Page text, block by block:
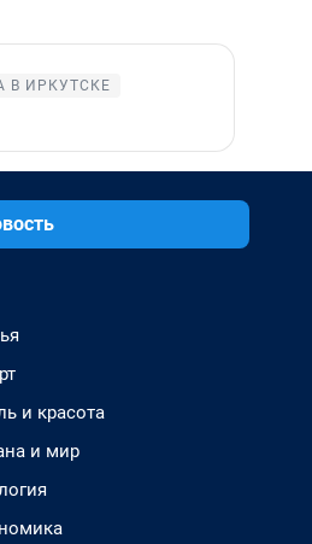
В ИРКУТСКЕ
и красота
и мир